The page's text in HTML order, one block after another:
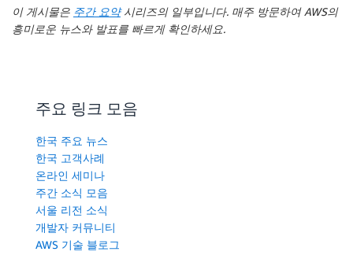
이 게시물은 주간 요약시리즈의 일부입니다. 매주 방문하여 AWS의
흥미로운 뉴스와 발표를 빠르게 확인하세요.
주요 링크 모음
한국 주요 뉴스
한국 고객사례
온라인 세미나
주간 소식 모음
서울 리전 소식
개발자 커뮤니티
AWS 기술 블로그